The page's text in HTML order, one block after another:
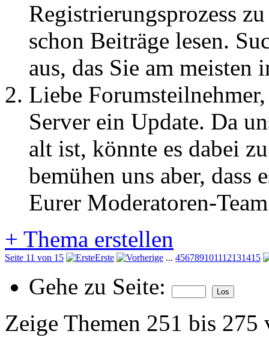
Registrierungsprozess
schon Beiträge lesen.
aus, das Sie am meisten
Liebe
Server ein Update. Da
alt ist, könnte es dabei
bemühen uns aber, dass
Eurer Moderatoren-Team
+ Thema erstellen
Seite 11 von 15 Erste ... 456789101112131415
Gehe zu Seite:
Zeige Themen 251 bis 275